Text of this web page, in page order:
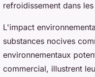
refroidissement dans
L'impact
substances nocives
environnementaux
commercial, illustrent